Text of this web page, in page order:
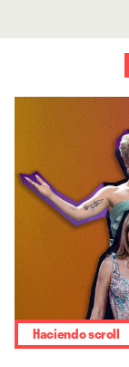
Haciendo scroll